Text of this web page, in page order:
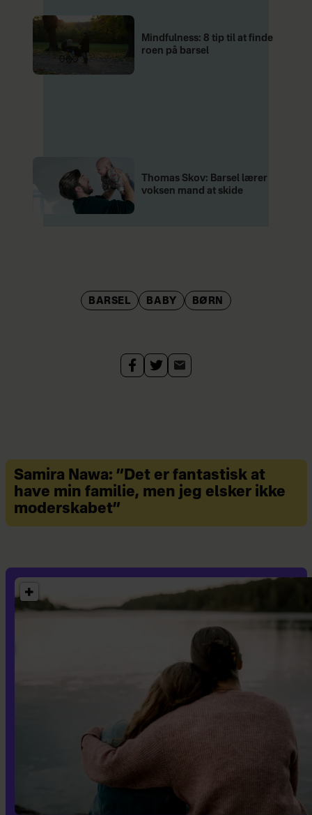
Mindfulness: 8 tip til at finde
roen på barsel
Thomas Skov: Barsel lærer
voksen mand at skide
BARSEL BABY BØRN
Samira Nawa: ”Det er fantastisk at
have min familie, men jeg elsker ikke
moderskabet”